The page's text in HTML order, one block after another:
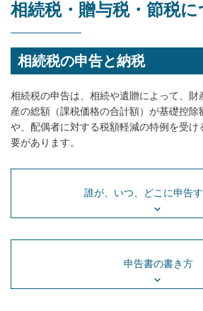
相続税・贈与税・節税に
相続税の申告と納税
相続税の申告は、相続や遺贈によって、財
産の総額（課税価格の合計額）が基礎控除
や、配偶者に対する税額軽減の特例を受け
要があります。
誰が、いつ、どこに申告
申告書の書き方